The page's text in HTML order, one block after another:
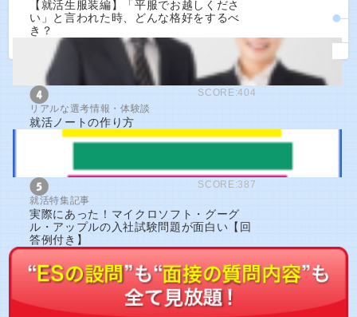
【就活生服装編】「平服でお越しくださ
い」と言われた時、どんな格好をするべ
き？
SCORE:404
リアルな選考情報・体験談
就活ノートの作り方
SCORE:387
就活特集記事
実際にあった！マイクロソフト・グーグ
ル・アップルの入社試験問題が面白い【回
答例付き】